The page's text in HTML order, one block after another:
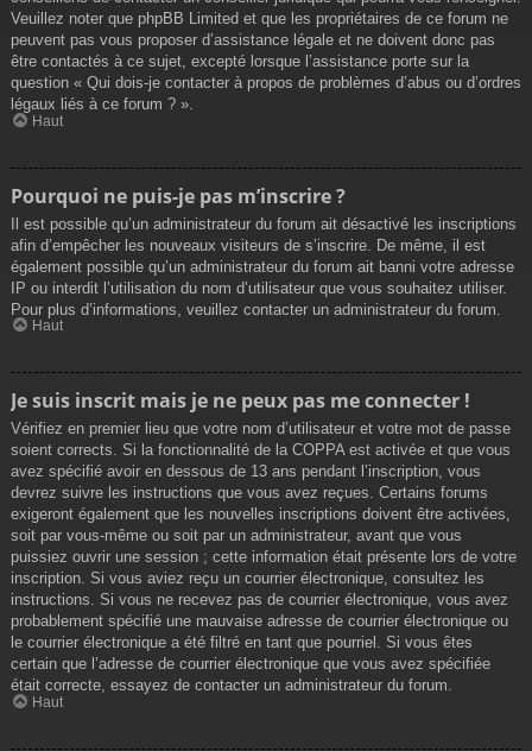
Veuillez noter que phpBB Limited et que les propriétaires de ce forum ne
peuvent pas vous proposer d’assistance légale et ne doivent donc pas
être contactés à ce sujet, excepté lorsque l’assistance porte sur la
question « Qui dois-je contacter à propos de problèmes d’abus ou d’ordres
légaux liés à ce forum ? ».
Haut
Pourquoi ne puis-je pas m’inscrire ?
Il est possible qu’un administrateur du forum ait désactivé les inscriptions
afin d’empêcher les nouveaux visiteurs de s’inscrire. De même, il est
également possible qu’un administrateur du forum ait banni votre adresse
IP ou interdit l’utilisation du nom d’utilisateur que vous souhaitez utiliser.
Pour plus d’informations, veuillez contacter un administrateur du forum.
Haut
Je suis inscrit mais je ne peux pas me connecter !
Vérifiez en premier lieu que votre nom d’utilisateur et votre mot de passe
soient corrects. Si la fonctionnalité de la COPPA est activée et que vous
avez spécifié avoir en dessous de 13 ans pendant l’inscription, vous
devrez suivre les instructions que vous avez reçues. Certains forums
exigeront également que les nouvelles inscriptions doivent être activées,
soit par vous-même ou soit par un administrateur, avant que vous
puissiez ouvrir une session ; cette information était présente lors de votre
inscription. Si vous aviez reçu un courrier électronique, consultez les
instructions. Si vous ne recevez pas de courrier électronique, vous avez
probablement spécifié une mauvaise adresse de courrier électronique ou
le courrier électronique a été filtré en tant que pourriel. Si vous êtes
certain que l’adresse de courrier électronique que vous avez spécifiée
était correcte, essayez de contacter un administrateur du forum.
Haut